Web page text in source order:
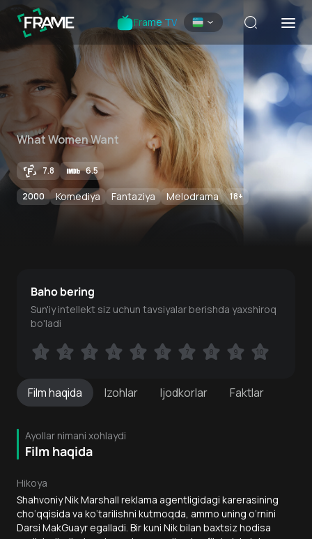
Frame TV
What Women Want
7.8 6.5
2000 Komediya Fantaziya Melodrama 18+
Filmhaqida Izohlar Ijodkorlar Faktlar
Ayollar nimani xohlaydi
Film haqida
Hikoya
Shahvoniy Nik Marshall reklama agentligidagi karerasining
cho‘qqisida va ko‘tarilishni kutmoqda, ammo uning o‘rnini
Darsi MakGuayr egalladi. Bir kuni Nik bilan baxtsiz hodisa
Baho bering
Sun'iy intellekt siz uchun tavsiyalar berishda yaxshiroq
bo'ladi
1 2 3 4 5 6 7 8 9 10
1 2 3 4 5 6 7 8 9 10